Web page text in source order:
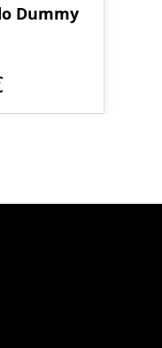
Dummy